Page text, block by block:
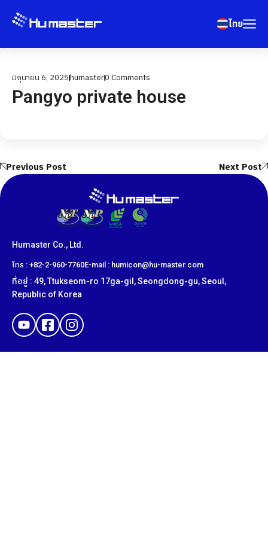
ไทย
มิถุนายน 6, 2025humaster0Comments
Pangyo private house
Previous Post Next Post
Humaster Co., Ltd.
โทร : +82-2-960-7760E-mail : humicon@hu-master.com
ที่อยู่ : 49, Ttukseom-ro 17ga-gil, Seongdong-gu, Seoul,
Republic of Korea